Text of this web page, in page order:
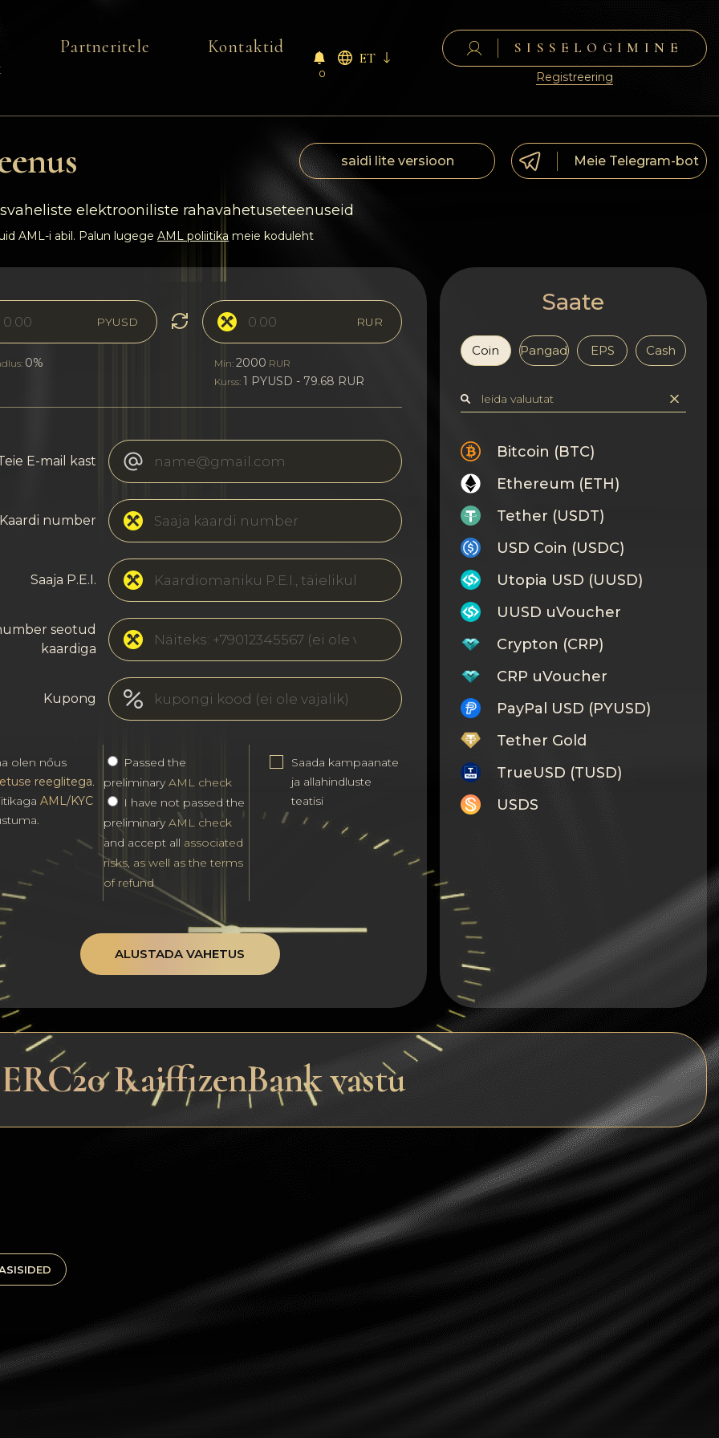
Partneritele Kontaktid
0
ET
SISSELOGIMINE
Registreering
saidi lite versioon Meie Telegram-bot
elektrooniliste rahavahetuseteenuseid
AML-i abil. Palun lugege AML poliitika meie koduleht
PYUSD
0%
RUR
Min: 2000 RUR
Kurss: 1 PYUSD - 79.68 RUR
E-mail kast
Kaardi number
Saaja P.E.I.
seotud
kaardiga
Kupong
olen nőus
reeglitega.
AML/KYC
Passed the
preliminaryAML check
I have not passed the
preliminaryAML check
and accept all associated
risks, as well as the terms
of refund
Saada kampaanate
ja allahindluste
teatisi
ALUSTADA VAHETUS
Saate
Coin Pangad EPS Cash
Bitcoin (BTC)
Ethereum (ETH)
Tether (USDT)
USD Coin (USDC)
Utopia USD (UUSD)
UUSD uVoucher
Crypton (CRP)
CRP uVoucher
PayPal USD (PYUSD)
Tether Gold
TrueUSD (TUSD)
USDS
Notcoin (NOT)
BNB BEP20
Stellar
Dash
Solana
Polygon (POL)
Ethereum classic (ETC)
Cardano (ADA)
Bitcoin Cash
Bitcoin SV (BSV)
Arbitrum
Optimism (OP)
RaiffizenBank vastu